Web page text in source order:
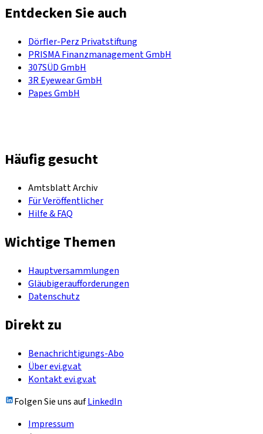
Entdecken Sie auch
Dörfler-Perz Privatstiftung
PRISMA Finanzmanagement GmbH
307SÜD GmbH
3R Eyewear GmbH
Papes GmbH
Häufig gesucht
Amtsblatt Archiv
Für Veröffentlicher
Hilfe & FAQ
Wichtige Themen
Hauptversammlungen
Gläubigeraufforderungen
Datenschutz
Direkt zu
Benachrichtigungs-Abo
Über evi.gv.at
Kontakt evi.gv.at
Folgen Sie uns aufLinkedIn
Impressum